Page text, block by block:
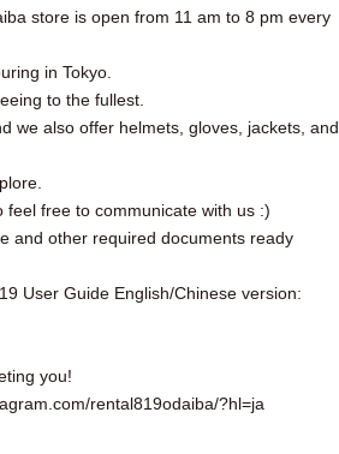
store is open from 11 am to 8 pm every
in Tokyo.
to the fullest.
we also offer helmets, gloves, jackets, and
free to communicate with us :)
and other required documents ready
User Guide English/Chinese version:
you!
rental819odaiba/?hl=ja